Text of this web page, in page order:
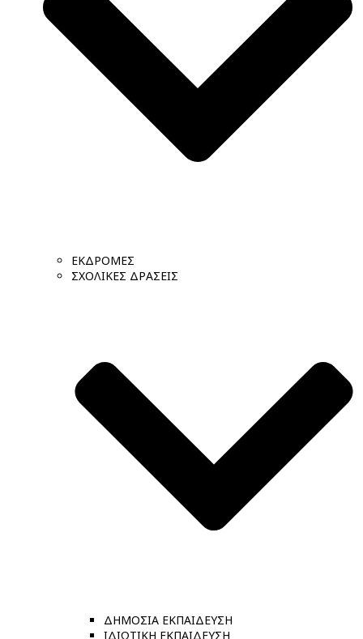
ΕΚΔΡΟΜΕΣ
ΣΧΟΛΙΚΕΣ ΔΡΑΣΕΙΣ
ΔΗΜΟΣΙΑ ΕΚΠΑΙΔΕΥΣΗ
ΙΔΙΩΤΙΚΗ ΕΚΠΑΙΔΕΥΣΗ